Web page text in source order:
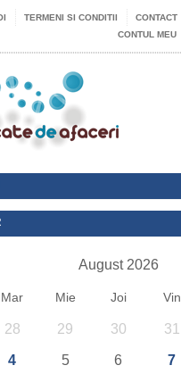
TERMENI SI CONDITII CONTACT
CONTUL MEU
August 2026
Mar Mie Joi Vin
28 29 30 31
4 5 6 7